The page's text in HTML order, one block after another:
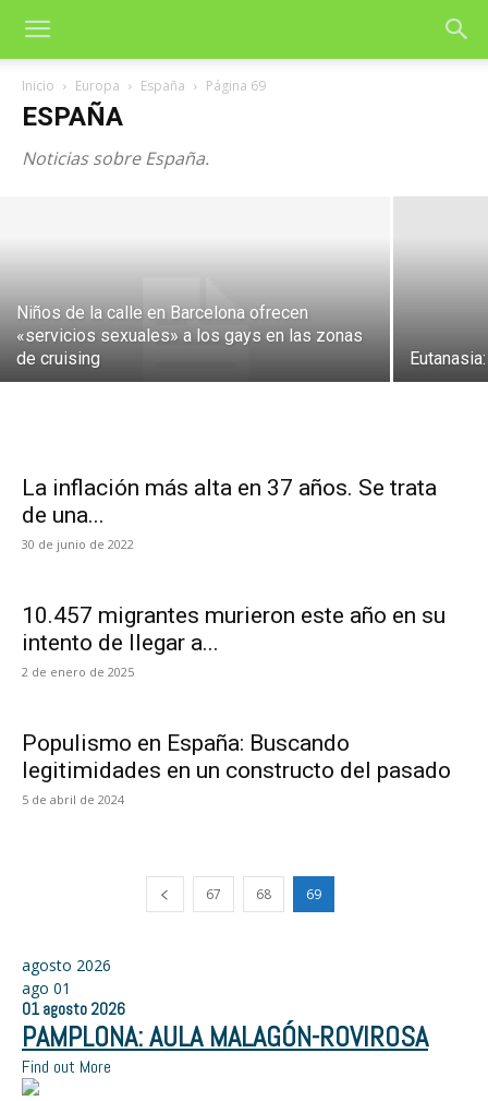
Inicio Europa España Página 69
ESPAÑA
Noticias sobre España.
Las privatizaciones de las empresas
públicas rentables desde los 80
25 de junio de 2015
Niños de la calle en Barcelona ofrecen
«servicios sexuales» a los gays en las zonas
de cruising
La inflación más alta en 37 años. Se trata
de una...
30 de junio de 2022
10.457 migrantes murieron este año en su
intento de llegar a...
2 de enero de 2025
Populismo en España: Buscando
legitimidades en un constructo del pasado
5 de abril de 2024
67 68 69
agosto 2026
ago 01
01 agosto 2026
PAMPLONA: AULA MALAGÓN-ROVIROSA
Find out More